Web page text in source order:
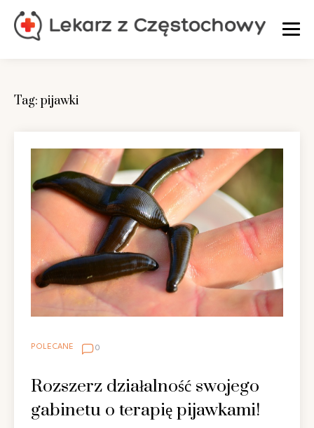
Tag: pijawki
POLECANE 0
Rozszerz działalność swojego
gabinetu o terapię pijawkami!